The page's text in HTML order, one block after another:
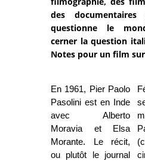
des
questionne le
cerner la question
Notes pour un film sur
En 1961, Pier Paolo
Pasolini est en Inde
avec Alberto
Moravia et Elsa
Morante. Le récit,
ou plutôt le journal